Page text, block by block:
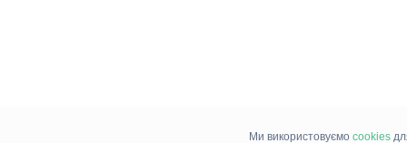
Ми використовуємо cookies